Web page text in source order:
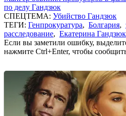
по делу Гандзюк
СПЕЦТЕМА: Убийство Гандзюк
ТЕГИ: Генпрокуратура, Болгария,
расследование, Екатерина Гандзюк
Если вы заметили ошибку,
нажмите Ctrl+Enter, чтобы